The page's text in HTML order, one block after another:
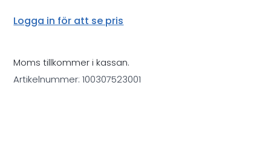
Logga in för att se pris
Moms tillkommer i kassan.
Artikelnummer:100307523001